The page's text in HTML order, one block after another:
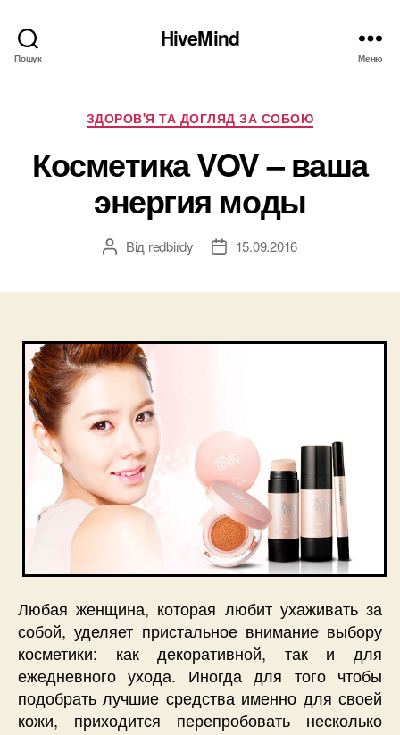
Пошук
HiveMind
Меню
Категорії
ЗДОРОВ'Я ТА ДОГЛЯД ЗА СОБОЮ
Косметика VOV – ваша
энергия моды
Автор
Від redbirdy
Дата15.09.2016
Любая женщина, которая любит ухаживать за
собой, уделяет пристальное внимание выбору
косметики: как декоративной, так и для
ежедневного ухода. Иногда для того чтобы
подобрать лучшие средства именно для своей
кожи, приходится перепробовать несколько